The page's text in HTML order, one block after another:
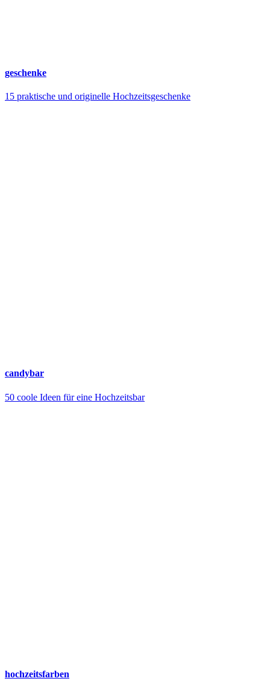
geschenke
15 praktische und originelle Hochzeitsgeschenke
candybar
50 coole Ideen für eine Hochzeitsbar
hochzeitsfarben